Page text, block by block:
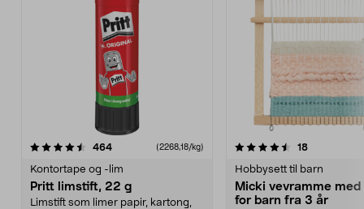
464anmeldelser(2268,18/kg)
Kontortape og -lim
Pritt limstift, 22 g
Limstift som limer papir, kartong,
4.5 av 5 stjerner 18anmeldelser
Hobbysett til barn
Micki vevramme med
for barn fra 3 år
4.5 av 5 stjerner